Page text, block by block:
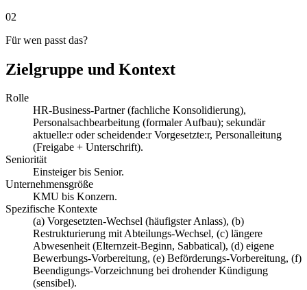
02
Für wen passt das?
Zielgruppe und Kontext
Rolle
HR-Business-Partner (fachliche Konsolidierung),
Personalsachbearbeitung (formaler Aufbau); sekundär
aktuelle:r oder scheidende:r Vorgesetzte:r, Personalleitung
(Freigabe + Unterschrift).
Seniorität
Einsteiger bis Senior.
Unternehmensgröße
KMU bis Konzern.
Spezifische Kontexte
(a) Vorgesetzten-Wechsel (häufigster Anlass), (b)
Restrukturierung mit Abteilungs-Wechsel, (c) längere
Abwesenheit (Elternzeit-Beginn, Sabbatical), (d) eigene
Bewerbungs-Vorbereitung, (e) Beförderungs-Vorbereitung, (f)
Beendigungs-Vorzeichnung bei drohender Kündigung
(sensibel).